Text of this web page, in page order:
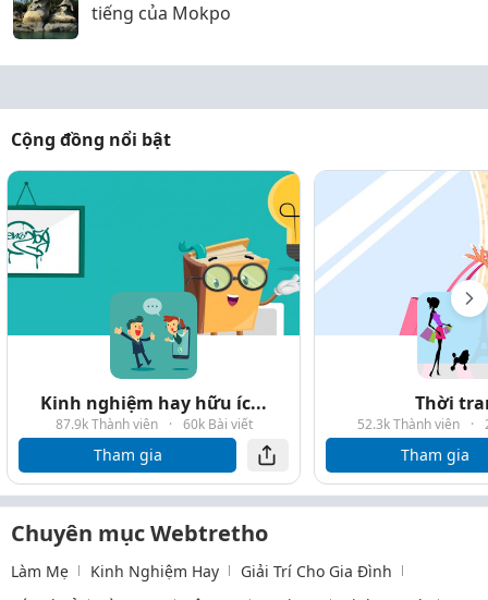
tiếng của Mokpo
Cộng đồng nổi bật
Kinh nghiệm hay hữu íc...
87.9k Thành viên · 60k Bài viết
Tham gia
Thời
52.3k Thành viên ·
Tham gia
Chuyên mục Webtretho
Làm Mẹ Kinh Nghiệm Hay
Giải Trí Cho Gia Đình